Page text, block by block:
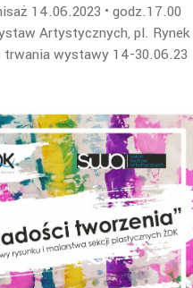
14.06.2023 • godz.17.00
Artystycznych, pl. Rynek
trwania wystawy 14-30.06.23